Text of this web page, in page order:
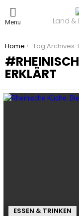
Menu Land &
You are here:
Home Tag Archives: Rheinische Küche einfach
ERKLÄRT
ESSEN & TRINKEN